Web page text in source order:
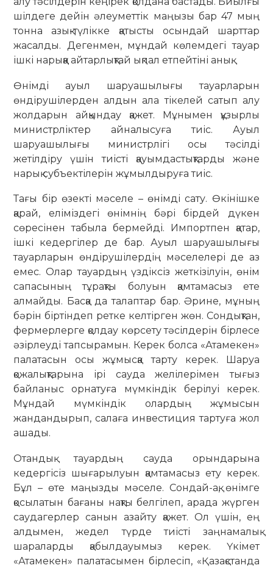
шілдеге дейін әлеуметтік маңызы бар 47 мың
тонна азық-түлікке қатысты осындай шарттар
жасалды. Дегенмен, мұндай көлемдегі тауар
ішкі нарыққа айтарлықтай ықпал етпейтіні анық.
Өнімді ауыл шаруашылығы тауарларын
өндірушілерден алдын ала тікелей сатып алу
жолдарын айқындау қажет. Мұнымен құзырлы
министрліктер айналысуға тиіс. Ауыл
шаруашылығы министрлігі осы тәсілді
жетілдіру үшін тиісті қауымдастықтарды және
нарық субъектілерін жұмылдыруға тиіс.
Тағы бір өзекті мәселе – өнімді сату. Өкінішке
қарай, еліміздегі өнімнің бәрі бірдей дүкен
сөресінен табыла бермейді. Импортпен қатар,
ішкі кедергілер де бар. Ауыл шаруашылығы
тауарларын өндірушілердің мәселелері де аз
емес. Олар тауардың үздіксіз жеткізілуін, өнім
сапасының тұрақты болуын қамтамасыз ете
алмайды. Басқа да талаптар бар. Әрине, мұның
бәрін біртіндеп ретке келтірген жөн. Сондықтан,
фермерлерге қолдау көрсету тәсілдерін бірлесе
әзірлеуді тапсырамын. Керек болса «Атамекен»
палатасын осы жұмысқа тарту керек. Шаруа
қожалықтарына ірі сауда желілерімен тығыз
байланыс орнатуға мүмкіндік берілуі керек.
Мұндай мүмкіндік олардың жұмысын
жандандырып, салаға инвестиция тартуға жол
ашады.
Отандық тауардың сауда орындарына
кедергісіз шығарылуын қамтамасыз ету керек.
Бұл – өте маңызды мәселе. Сондай-ақ, өнімге
қосылатын бағаны нақты белгілеп, арада жүрген
саудагерлер санын азайту қажет. Ол үшін, ең
алдымен, жедел түрде тиісті заңнамалық
шараларды қабылдауымыз керек. Үкімет
«Атамекен» палатасымен бірлесіп, «Қазақстанда